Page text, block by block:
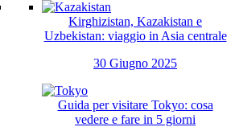
Kirghizistan, Kazakistan e
Uzbekistan: viaggio in Asia centrale
30 Giugno 2025
Guida per visitare Tokyo: cosa
vedere e fare in 5 giorni